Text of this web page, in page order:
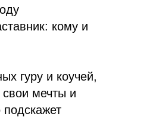
кому и
гуру и коучей,
мечты и
подскажет